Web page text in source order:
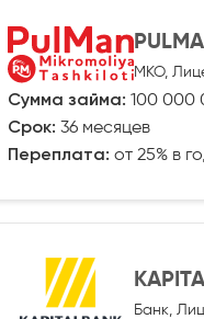
МКО,
Сумма займа: 100 000
Срок: 36 месяцев
Переплата: от 25% в
Банк,